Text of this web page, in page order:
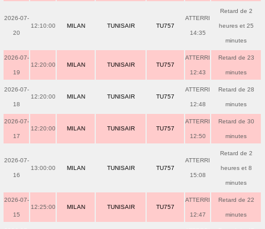
2026-07-
20
12:10:00 MILAN TUNISAIR TU757
ATTERRI
14:35
Retard de 2
heures et 25
minutes
2026-07-
19
12:20:00 MILAN TUNISAIR TU757
ATTERRI
12:43
Retard de 23
minutes
2026-07-
18
12:20:00 MILAN TUNISAIR TU757
ATTERRI
12:48
Retard de 28
minutes
2026-07-
17
12:20:00 MILAN TUNISAIR TU757
ATTERRI
12:50
Retard de 30
minutes
2026-07-
16
13:00:00 MILAN TUNISAIR TU757
ATTERRI
15:08
Retard de 2
heures et 8
minutes
2026-07-
15
12:25:00 MILAN TUNISAIR TU757
ATTERRI
12:47
Retard de 22
minutes